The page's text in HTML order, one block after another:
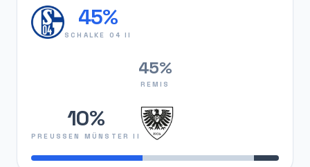
45%
SCHALKE 04 II
45%
REMIS
10%
PREUSSEN MÜNSTER II